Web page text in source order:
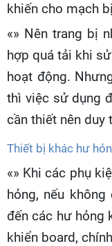
khiến cho mạch
«» Nên trang bị
hợp quá tải khi
hoạt động.
thì việc sử dụng
cần thiết nên duy
Thiết bị khác hư
«» Khi các phụ
hỏng, nếu
đến các hư hỏng
khiển board,